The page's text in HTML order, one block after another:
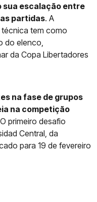
sua escalação entre
partidas. A
tem como
do elenco,
da Copa Libertadores
na fase de grupos
na competição
primeiro desafio
Central, da
para 19 de fevereiro